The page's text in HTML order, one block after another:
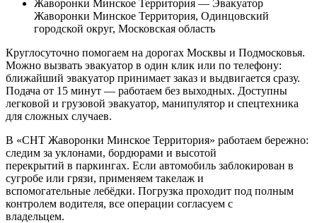
Жаворонки Минское Территория — Эвакуатор
Жаворонки Минское Территория, Одинцовский
городской округ, Московская область
Круглосуточно помогаем на дорогах Москвы и Подмосковья.
Можно вызвать эвакуатор в один клик или по телефону:
ближайший эвакуатор принимает заказ и выдвигается сразу.
Подача от 15 минут — работаем без выходных. Доступны
легковой и грузовой эвакуатор, манипулятор и спецтехника
для сложных случаев.
В «СНТ Жаворонки Минское Территория» работаем бережно:
следим за уклонами, бордюрами и высотой
перекрытий в паркингах. Если автомобиль заблокирован в
сугробе или грязи, применяем такелаж и
вспомогательные лебёдки. Погрузка проходит под полным
контролем водителя, все операции согласуем с
владельцем.